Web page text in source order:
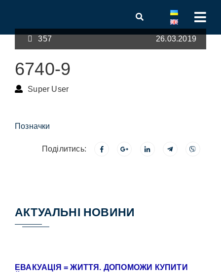
357 26.03.2019
6740-9
Super User
Позначки
Поділитись:
АКТУАЛЬНІ НОВИНИ
ЕВАКУАЦІЯ = ЖИТТЯ. ДОПОМОЖИ КУПИТИ